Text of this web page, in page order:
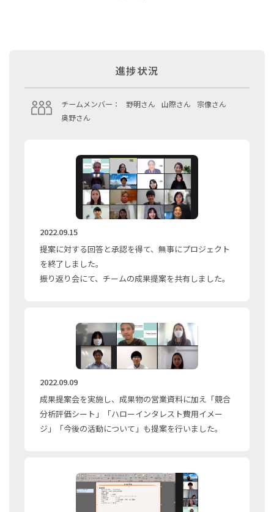
進捗状況
チームメンバー： 野明さん 山際さん
宗像さん
奥野さん
2022.09.15
提案に対する回答と承認を得て、無事にプロジェクト
を終了しました。
振り返り会にて、チームの成果提案を共有しました。
2022.09.09
成果提案会を実施し、成果物の営業資料に加え「競合
分析評価シート」「ハローインタレスト費用イメー
ジ」「今後の活動について」も提案を行いました。